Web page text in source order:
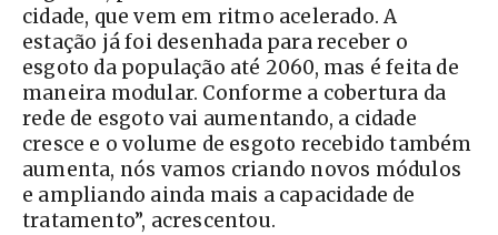
cidade, que vem em ritmo acelerado. A
estação já foi desenhada para receber o
esgoto da população até 2060, mas é feita de
maneira modular. Conforme a cobertura da
rede de esgoto vai aumentando, a cidade
cresce e o volume de esgoto recebido também
aumenta, nós vamos criando novos módulos
e ampliando ainda mais a capacidade de
tratamento”, acrescentou.